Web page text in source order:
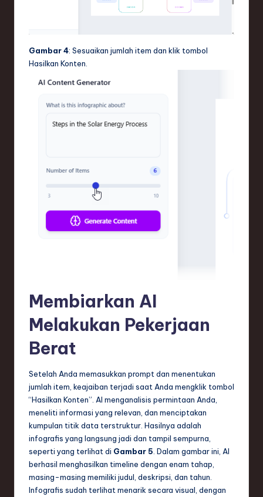
Gambar 4: Sesuaikan jumlah item dan klik tombol
Hasilkan Konten.
Membiarkan AI
Melakukan Pekerjaan
Berat
Setelah Anda memasukkan prompt dan menentukan
jumlah item, keajaiban terjadi saat Anda mengklik tombol
“Hasilkan Konten”. AI menganalisis permintaan Anda,
meneliti informasi yang relevan, dan menciptakan
kumpulan titik data terstruktur. Hasilnya adalah
infografis yang langsung jadi dan tampil sempurna,
seperti yang terlihat di Gambar 5 . Dalam gambar ini, AI
berhasil menghasilkan timeline dengan enam tahap,
masing-masing memiliki judul, deskripsi, dan tahun.
Infografis sudah terlihat menarik secara visual, dengan